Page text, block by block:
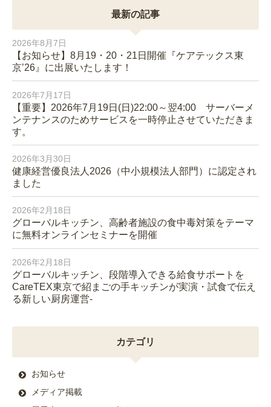
最新の記事
2026年8月7日
【お知らせ】8月19・20・21日開催『ケアテックス東
京’26』に出展いたします！
2026年7月17日
【重要】2026年7月19日(日)22:00～翌4:00 サーバーメ
ンテナンスのためサービスを一時停止させていただきま
す。
2026年3月30日
健康経営優良法人2026（中小規模法人部門）に認定され
ました
2026年2月18日
グローバルキッチン、高齢者施設の食中毒対策をテーマ
に無料オンラインセミナーを開催
2026年2月18日
グローバルキッチン、段階導入できる給食サポートを
CareTEX東京で紹まごの手キッチンが実演・試食で伝え
る新しい厨房運営-
カテゴリ
お知らせ
メディア掲載